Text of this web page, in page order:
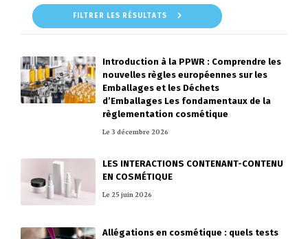
FILTRER LES RÉSULTATS
Introduction à la PPWR : Comprendre les
nouvelles règles européennes sur les
Emballages et les Déchets
d’Emballages Les fondamentaux de la
règlementation cosmétique
Le 3 décembre 2026
LES INTERACTIONS CONTENANT-CONTENU
EN COSMÉTIQUE
Le 25 juin 2026
Allégations en cosmétique : quels tests